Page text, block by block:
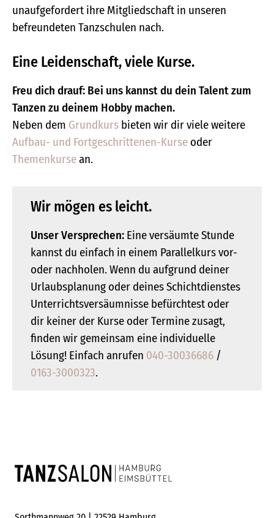
unaufgefordert ihre Mitgliedschaft in unseren
befreundeten Tanzschulen nach.
Eine Leidenschaft, viele Kurse.
Freu dich drauf: Bei uns kannst du dein Talent zum
Tanzen zu deinem Hobby machen.
Neben dem Grundkurs bieten wir dir viele weitere
Aufbau- und Fortgeschrittenen-Kurse oder
Themenkursean.
Wir mögen es leicht.
Unser Versprechen: Eine versäumte Stunde
kannst du einfach in einem Parallelkurs vor-
oder nachholen. Wenn du aufgrund deiner
Urlaubsplanung oder deines Schichtdienstes
Unterrichtsversäumnisse befürchtest oder
dir keiner der Kurse oder Termine zusagt,
finden wir gemeinsam eine individuelle
Lösung! Einfach anrufen 040-30036686 /
0163-3000323.